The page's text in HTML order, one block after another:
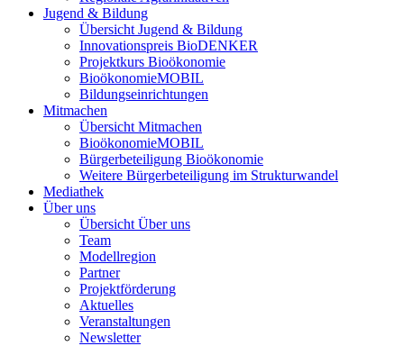
Jugend & Bildung
Übersicht Jugend & Bildung
Innovationspreis BioDENKER
Projektkurs Bioökonomie
BioökonomieMOBIL
Bildungseinrichtungen
Mitmachen
Übersicht Mitmachen
BioökonomieMOBIL
Bürgerbeteiligung Bioökonomie
Weitere Bürgerbeteiligung im Strukturwandel
Mediathek
Über uns
Übersicht Über uns
Team
Modellregion
Partner
Projektförderung
Aktuelles
Veranstaltungen
Newsletter